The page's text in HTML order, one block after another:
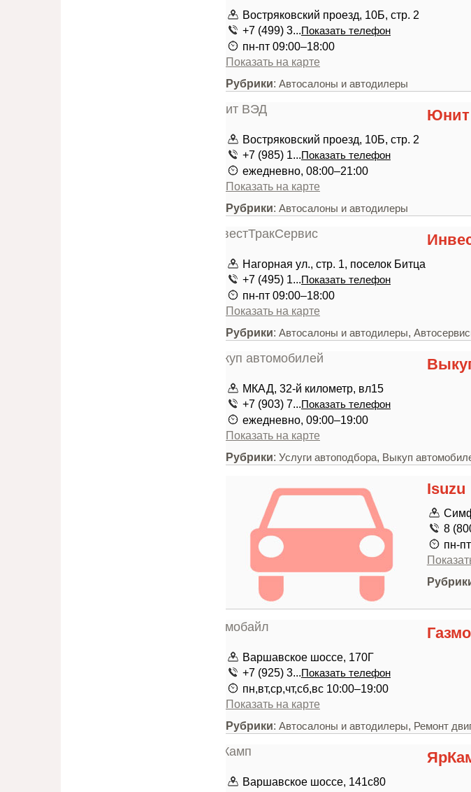
Востряковский проезд, 10Б, стр. 2
+7 (499) 3...Показать телефон
пн-пт 09:00–18:00
Показать на карте
Рубрики: Автосалоны и автодилеры
Востряковский проезд, 10Б, стр. 2
+7 (985) 1...Показать телефон
ежедневно, 08:00–21:00
Показать на карте
Рубрики: Автосалоны и автодилеры
Нагорная ул., стр. 1, поселок Битца
+7 (495) 1...Показать телефон
пн-пт 09:00–18:00
Показать на карте
Рубрики: Автосалоны и автодилеры,
МКАД, 32-й километр, вл15
+7 (903) 7...Показать телефон
ежедневно, 09:00–19:00
Показать на карте
Рубрики: Услуги автоподбора, Выкуп
Isuzu
8
пн-
Варшавское шоссе, 170Г
+7 (925) 3...Показать телефон
пн,вт,ср,чт,сб,вс 10:00–19:00
Показать на карте
Рубрики: Автосалоны и автодилеры, Ремонт
Варшавское шоссе, 141с80